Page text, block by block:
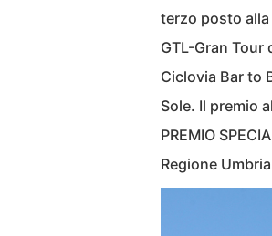
terzo posto alla
GTL-Gran Tour
Ciclovia Bar to
Sole. Il premio
PREMIO
Regione